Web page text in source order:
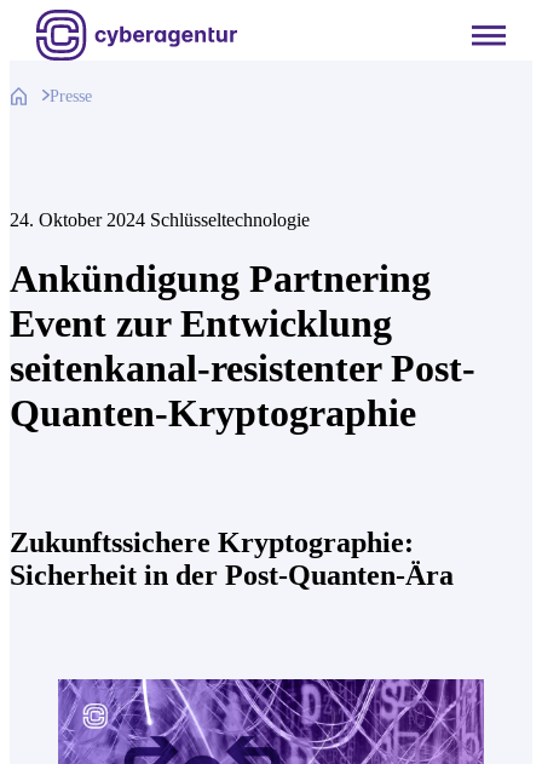
Zum
Inhalt
springen
Presse
24. Oktober 2024 Schlüsseltechnologie
Ankündigung Partnering
Event zur Entwicklung
seitenkanal-resistenter Post-
Quanten-Kryptographie
Zukunftssichere Kryptographie:
Sicherheit in der Post-Quanten-Ära